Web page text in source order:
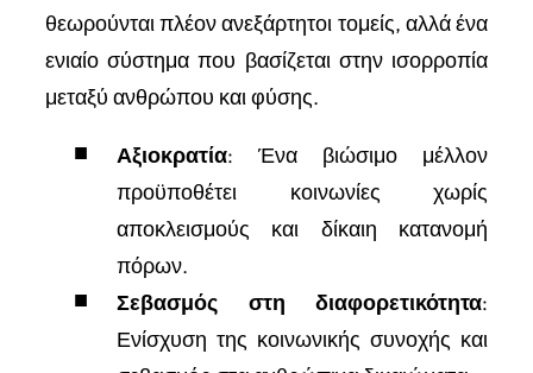
θεωρούνται πλέον ανεξάρτητοι τομείς, αλλά ένα
ενιαίο σύστημα που βασίζεται στην ισορροπία
μεταξύ ανθρώπου και φύσης.
Αξιοκρατία: Ένα βιώσιμο μέλλον
προϋποθέτει κοινωνίες χωρίς
αποκλεισμούς και δίκαιη κατανομή
πόρων.
Σεβασμός στη διαφορετικότητα:
Ενίσχυση της κοινωνικής συνοχής και